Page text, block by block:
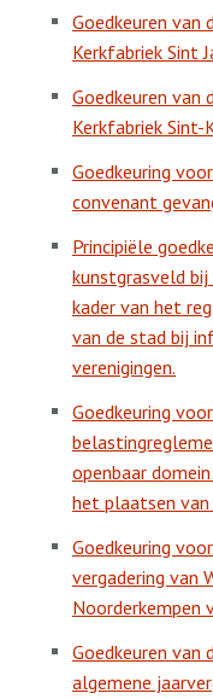
Goedkeuren van
Kerkfabriek Sint
Goedkeuren van
Kerkfabriek
Goedkeuring
convenant
Principiële
kunstgrasveld
kader van het
van de stad bij
verenigingen.
Goedkeuring
openbaar
het plaatsen
Goedkeuring
vergadering van
Noorderkempen
Goedkeuren van
algemene